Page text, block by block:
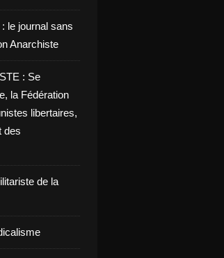
URSS dans les années 1920-1930
le journal sans
Anarchiste
: Se
la Fédération
libertaires,
des
de la